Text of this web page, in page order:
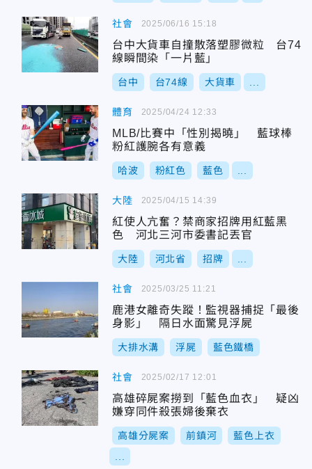
社會
台中大貨車自撞散落塑膠微粒 台74
線瞬間染「一片藍」
台中 台74線 大貨車
2025/06/16 15:18
體育
MLB/比賽中「性別揭曉」 藍球棒
粉紅護腕各有意義
哈波 粉紅色 藍色
2025/04/24 12:33
大陸
紅使人亢奮？禁商家招牌用紅藍黑
色 河北三河市委書記丟官
大陸 河北省 招牌
2025/04/15 14:39
社會
鹿港女離奇失蹤！監視器捕捉「最後
身影」 隔日水面驚見浮屍
大排水溝 浮屍 藍色鐵橋
2025/03/25 11:21
社會
高雄碎屍案撈到「藍色血衣」 疑凶
嫌穿同件殺張婦後棄衣
高雄分屍案 前鎮河 藍色上衣
2025/02/17 12:01